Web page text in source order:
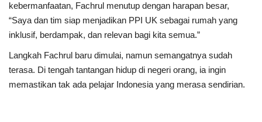
kebermanfaatan, Fachrul menutup dengan harapan besar,
“Saya dan tim siap menjadikan PPI UK sebagai rumah yang
inklusif, berdampak, dan relevan bagi kita semua.”
Langkah Fachrul baru dimulai, namun semangatnya sudah
terasa. Di tengah tantangan hidup di negeri orang, ia ingin
memastikan tak ada pelajar Indonesia yang merasa sendirian.